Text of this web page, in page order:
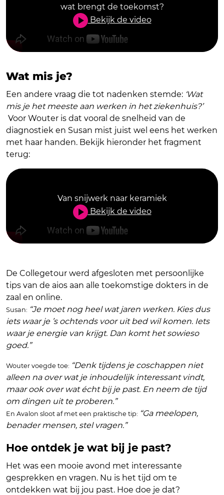
wat brengt de toekomst?
Bekijk de video
Wat mis je?
Een andere vraag die tot nadenken stemde: ‘Wat
mis je het meeste aan werken in het ziekenhuis?’
Voor Wouter is dat vooral de snelheid van de
diagnostiek en Susan mist juist wel eens het werken
met haar handen. Bekijk hieronder het fragment
terug:
Van snijwerk naar keramiek
Bekijk de video
De Collegetour werd afgesloten met persoonlijke
tips van de aios aan alle toekomstige dokters in de
zaal en online.
Susan: “Je moet nog heel wat jaren werken. Kies dus
iets waar je ’s ochtends voor uit bed wil komen. Iets
waar je energie van krijgt. Dan komt het sowieso
goed.”
Wouter voegde toe: “Denk tijdens je coschappen niet
alleen na over wat je inhoudelijk interessant vindt,
maar ook over wat écht bij je past. En neem de tijd
om dingen uit te proberen.”
En Avalon sloot af met een praktische tip: “Ga meelopen,
benader mensen, stel vragen.”
Hoe ontdek je wat bij je past?
Het was een mooie avond met interessante
gesprekken en vragen. Nu is het tijd om te
ontdekken wat bij jou past. Hoe doe je dat?